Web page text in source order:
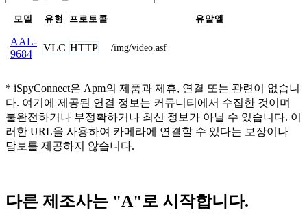
모델 유형 프로토콜 유알엘
AAL-
9684
VLC HTTP /img/video.asf
* iSpyConnect은 Apm의 제품과 제휴, 연결 또는 관련이 없습니
다. 여기에 제공된 연결 정보는 커뮤니티에서 수집한 것이며
불완전하거나 부정확하거나 최신 정보가 아닐 수 있습니다. 이
러한 URL을 사용하여 카메라에 연결할 수 있다는 보장이나
담보를 제공하지 않습니다.
다른 제조사는 "A"로 시작합니다.